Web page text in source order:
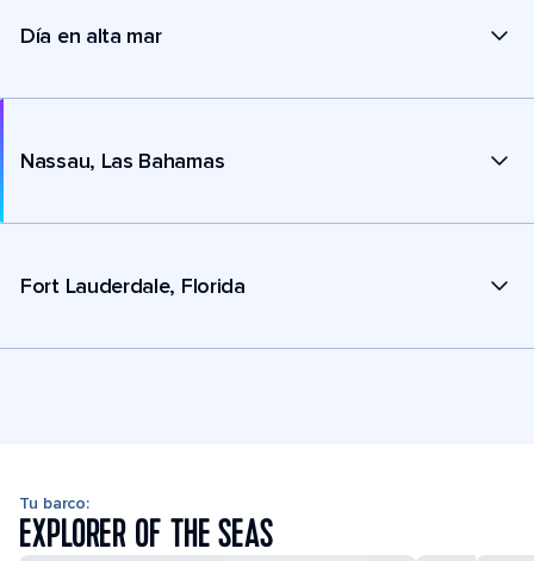
Día en alta mar
Nassau, Las Bahamas
Fort Lauderdale, Florida
Tu barco:
EXPLORER OF THE SEAS